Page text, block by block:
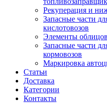
Рекуперация и
Запасные части
кислотовозов
Элементы
Запасные части
кормовозов
Маркировка
Статьи
Доставка
Категории
Контакты